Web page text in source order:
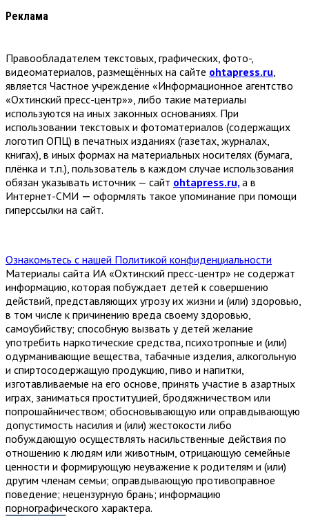
Реклама
Правообладателем текстовых, графических, фото-,
видеоматериалов, размещённых на сайте ohtapress.ru,
является Частное учреждение «Информационное агентство
«Охтинский пресс-центр»», либо такие материалы
используются на иных законных основаниях. При
использовании текстовых и фотоматериалов (содержащих
логотип ОПЦ) в печатных изданиях (газетах, журналах,
книгах), в иных формах на материальных носителях (бумага,
плёнка и т.п.), пользователь в каждом случае использования
обязан указывать источник — сайт ohtapress.ru, а в
Интернет-СМИ — оформлять такое упоминание при помощи
гиперссылки на сайт.
Ознакомьтесь с нашей Политикой конфиденциальности
Материалы сайта ИА «Охтинский пресс-центр» не содержат
информацию, которая побуждает детей к совершению
действий, представляющих угрозу их жизни и (или) здоровью,
в том числе к причинению вреда своему здоровью,
самоубийству; способную вызвать у детей желание
употребить наркотические средства, психотропные и (или)
одурманивающие вещества, табачные изделия, алкогольную
и спиртосодержащую продукцию, пиво и напитки,
изготавливаемые на его основе, принять участие в азартных
играх, заниматься проституцией, бродяжничеством или
попрошайничеством; обосновывающую или оправдывающую
допустимость насилия и (или) жестокости либо
побуждающую осуществлять насильственные действия по
отношению к людям или животным, отрицающую семейные
ценности и формирующую неуважение к родителям и (или)
другим членам семьи; оправдывающую противоправное
поведение; нецензурную брань; информацию
порнографического характера.